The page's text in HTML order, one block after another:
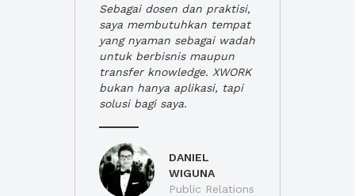
Sebagai dosen dan praktisi,
saya membutuhkan tempat
yang nyaman sebagai wadah
untuk berbisnis maupun
transfer knowledge. XWORK
bukan hanya aplikasi, tapi
solusi bagi saya.
DANIEL
WIGUNA
Public Relations